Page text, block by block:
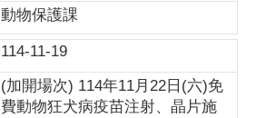
動物保護課
114-11-19
(加開場次) 114年11月22日(六)免
費動物狂犬病疫苗注射、晶片施